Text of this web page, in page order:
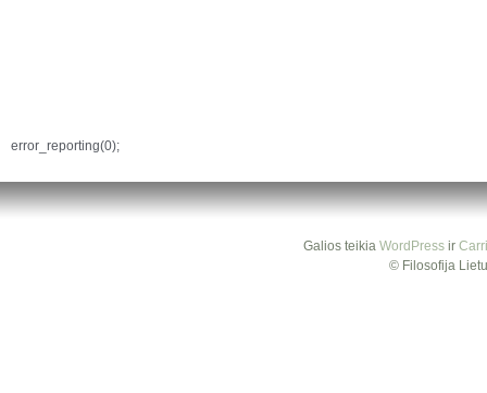
error_reporting(0);
Galios teikia WordPressir
© Filosofija